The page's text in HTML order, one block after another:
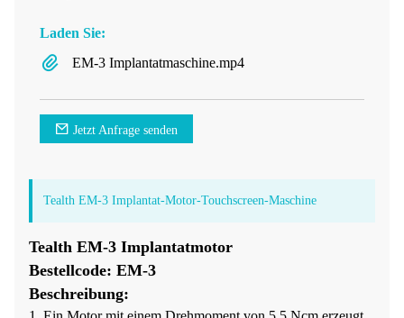
Laden Sie:
EM-3 Implantatmaschine.mp4
Jetzt Anfrage senden
Tealth EM-3 Implantat-Motor-Touchscreen-Maschine
Tealth EM-3 Implantatmotor
Bestellcode: EM-3
Beschreibung: